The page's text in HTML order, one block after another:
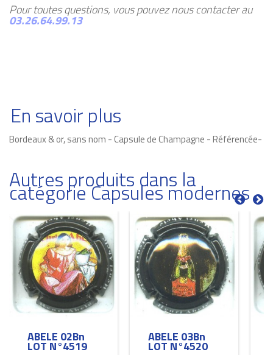
Pour toutes questions, vous pouvez nous contacter au
03.26.64.99.13
En savoir plus
Bordeaux & or, sans nom - Capsule de Champagne - Référencée-
Autres produits dans la
catégorie Capsules modernes
ABELE 02Bn
LOT N°4519
ABELE 03Bn
LOT N°4520